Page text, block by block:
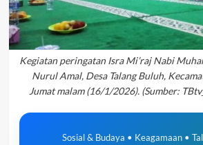
Kegiatan peringatan Isra Mi’raj Nabi
Nurul Amal, Desa Talang Buluh,
Jumat malam (16/1/2026). (Sumber:
Sosial & Budaya • Keagamaan •